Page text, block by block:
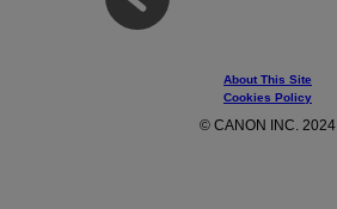
About This Site
Cookies Policy
© CANON INC. 2024